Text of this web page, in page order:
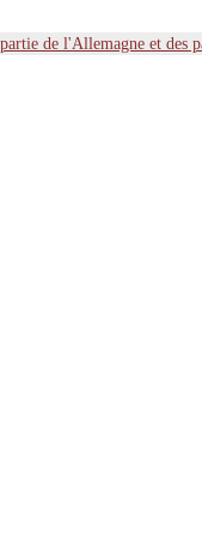
de l'Allemagne et des